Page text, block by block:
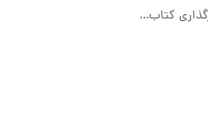
کتاب…